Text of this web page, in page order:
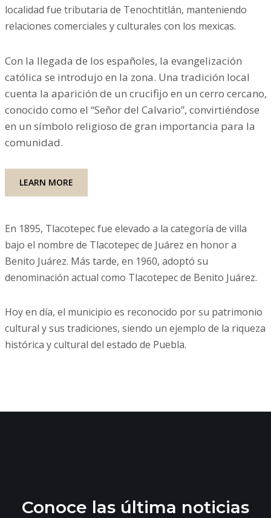
localidad fue tributaria de Tenochtitlán, manteniendo
relaciones comerciales y culturales con los mexicas.
Con la llegada de los españoles, la evangelización
católica se introdujo en la zona. Una tradición local
cuenta la aparición de un crucifijo en un cerro cercano,
conocido como el “Señor del Calvario”, convirtiéndose
en un símbolo religioso de gran importancia para la
comunidad.
LEARN MORE
En 1895, Tlacotepec fue elevado a la categoría de villa
bajo el nombre de Tlacotepec de Juárez en honor a
Benito Juárez. Más tarde, en 1960, adoptó su
denominación actual como Tlacotepec de Benito Juárez.
Hoy en día, el municipio es reconocido por su patrimonio
cultural y sus tradiciones, siendo un ejemplo de la riqueza
histórica y cultural del estado de Puebla.
Conoce las última noticias